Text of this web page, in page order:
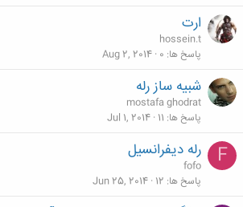
ارت
hossein.t
پاسخ ها 0
Aug 2, 2014
شبیه ساز رله
mostafa ghodrat
پاسخ ها 11
Jul 1, 2014
F رله ديفرانسيل
fofo
پاسخ ها 12
Jun 25, 2014